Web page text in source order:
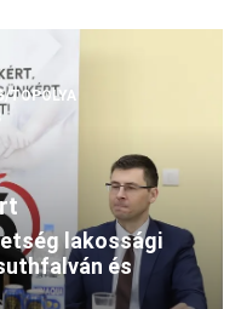
TOPOLYA
lakossági
és